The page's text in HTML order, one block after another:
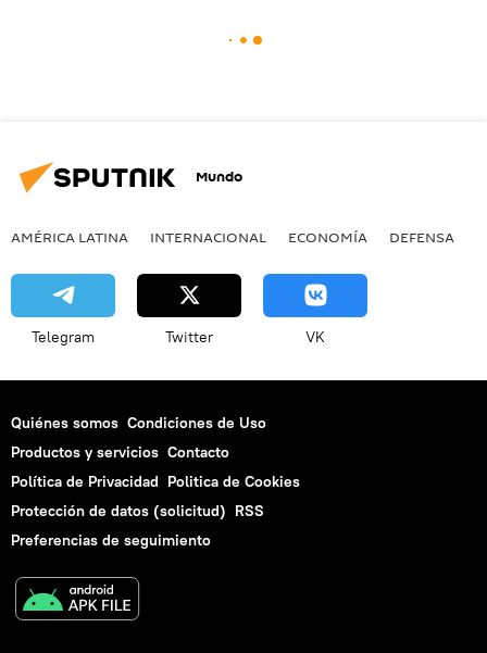
Mundo
AMÉRICA LATINA INTERNACIONAL ECONOMÍA DEFENSA
Telegram Twitter VK
Quiénes somos Condiciones de Uso
Productos y servicios Contacto
Política de Privacidad Politica de Cookies
Protección de datos (solicitud) RSS
Preferencias de seguimiento